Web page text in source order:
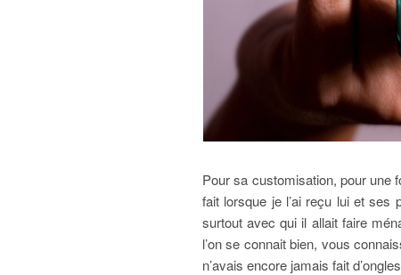
Pour sa customisation, pour une
fait lorsque je l’ai reçu lui et ses
surtout avec qui il allait faire
l’on se connait bien, vous
n’avais encore jamais fait